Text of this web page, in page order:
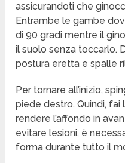
assicurandoti che
Entrambe le gambe
di 90 gradi mentre il
il suolo senza toccarlo.
postura eretta e spalle
Per tornare all’inizio,
piede destro. Quindi, fai
rendere l’affondo in
evitare lesioni, è
forma durante tutto il